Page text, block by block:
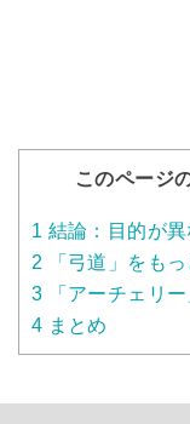
このページ
1 結論：目的が異
2 「弓道」をもっ
3 「アーチェリ
4 まとめ